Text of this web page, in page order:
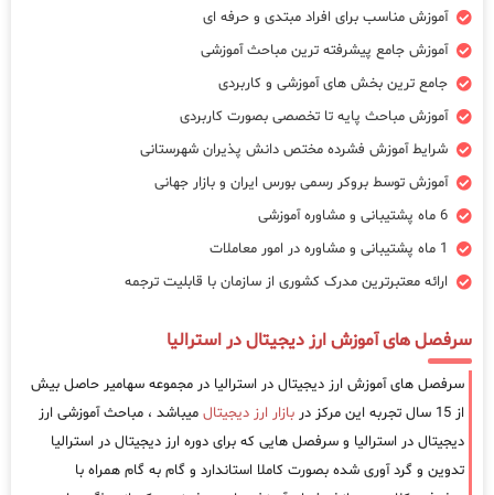
آموزش مناسب برای افراد مبتدی و حرفه ای
آموزش جامع پیشرفته ترین مباحث آموزشی
جامع ترین بخش های آموزشی و کاربردی
آموزش مباحث پایه تا تخصصی بصورت کاربردی
شرایط آموزش فشرده مختص دانش پذیران شهرستانی
آموزش توسط بروکر رسمی بورس ایران و بازار جهانی
6 ماه پشتیبانی و مشاوره آموزشی
1 ماه پشتیبانی و مشاوره در امور معاملات
ارائه معتبرترین مدرک کشوری از سازمان با قابلیت ترجمه
سرفصل های آموزش ارز دیجیتال در استرالیا
سرفصل های آموزش ارز دیجیتال در استرالیا در مجموعه سهامیر حاصل بیش
از 15 سال تجربه این مرکز در
بازار ارز دیجیتال میباشد ، مباحث آموزشی ارز
دیجیتال در استرالیا و سرفصل هایی که برای دوره ارز دیجیتال در استرالیا
تدوین و گرد آوری شده بصورت کاملا استاندارد و گام به گام همراه با